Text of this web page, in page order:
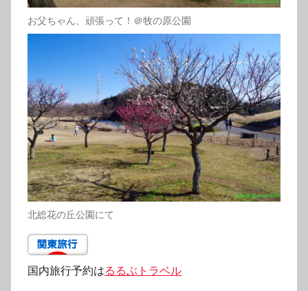
お父ちゃん、頑張って！＠牧の原公園
北総花の丘公園にて
国内旅行予約はるるぶトラベル